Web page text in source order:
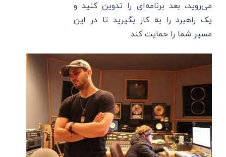
می‌روید، بعد برنامه‌ای را تدوین کنید و
یک راهبرد را به کار بگیرید تا در این
مسیر شما را حمایت کند.